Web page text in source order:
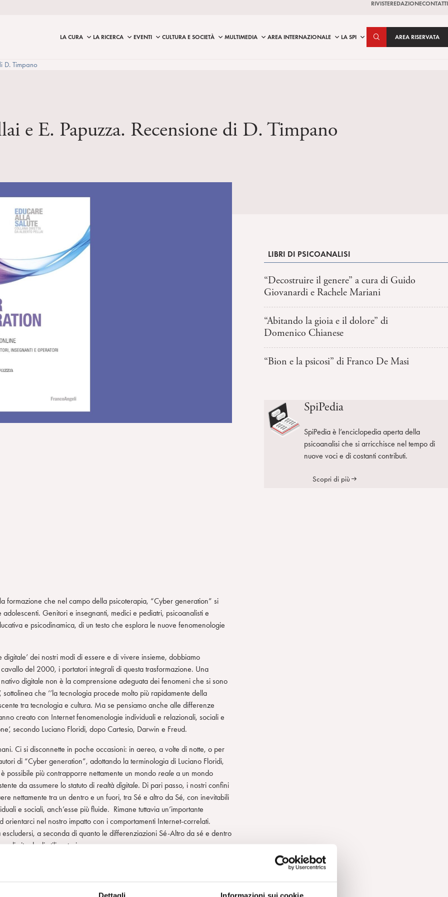
Dettagli Informazioni sui cookie
RIVISTEREDAZIONECONTATTI
LA CURA LA RICERCA EVENTI CULTURA E SOCIETÀ MULTIMEDIA AREA INTERNAZIONALE LA SPI AREA RISERVATA
D. Timpano
e E. Papuzza. Recensione di D. Timpano
formazione che nel campo della psicoterapia, “Cyber generation” si
Genitori e insegnanti, medici e pediatri, psicoanalisti e
e psicodinamica, di un testo che esplora le nuove fenomenologie
dei nostri modi di essere e di vivere insieme, dobbiamo
del 2000, i portatori integrali di questa trasformazione. Una
digitale non è la comprensione adeguata dei fenomeni che si sono
che ‘’la tecnologia procede molto più rapidamente della
tra tecnologia e cultura. Ma se pensiamo anche alle differenze
creato con Internet fenomenologie individuali e relazionali, sociali e
secondo Luciano Floridi, dopo Cartesio, Darwin e Freud.
Ci si disconnette in poche occasioni: in aereo, a volte di notte, o per
di “Cyber generation”, adottando la terminologia di Luciano Floridi,
possibile più contrapporre nettamente un mondo reale a un mondo
da assumere lo statuto di realtà digitale. Di pari passo, i nostri confini
nettamente tra un dentro e un fuori, tra Sé e altro da Sé, con inevitabili
e sociali, anch’esse più fluide. Rimane tuttavia un’importante
nel nostro impatto con i comportamenti Internet-correlati.
a seconda di quanto le differenziazioni Sé-Altro da sé e dentro
di vita degli utilizzatori.
di questi comportamenti. Ai suoi Autori va riconosciuto il
la complessità della materia accessibile a un’ampia fascia di
in cui molti riconosceranno quello che accade nelle camerette di
LIBRI DI PSICOANALISI
“Decostruire il genere” a cura di Guido
Giovanardi e Rachele Mariani
“Abitando la gioia e il dolore” di
Domenico Chianese
“Bion e la psicosi” di Franco De Masi
SpiPedia
SpiPedia è l’enciclopedia aperta della
psicoanalisi che si arricchisce nel tempo di
nuove voci e di costanti contributi.
Scopri di più